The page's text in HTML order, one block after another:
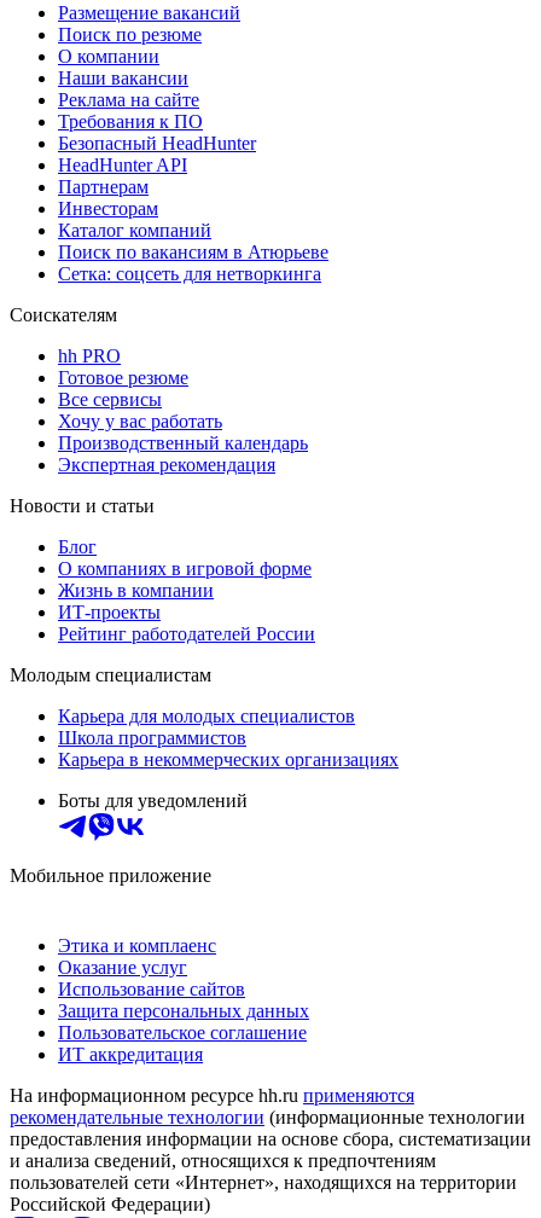
Размещение вакансий
Поиск по резюме
О компании
Наши вакансии
Реклама на сайте
Требования к ПО
Безопасный HeadHunter
HeadHunter API
Партнерам
Инвесторам
Каталог компаний
Поиск по вакансиям в Атюрьеве
Сетка: соцсеть для нетворкинга
Соискателям
hh PRO
Готовое резюме
Все сервисы
Хочу у вас работать
Производственный календарь
Экспертная рекомендация
Новости и статьи
Блог
О компаниях в игровой форме
Жизнь в компании
ИТ-проекты
Рейтинг работодателей России
Молодым специалистам
Карьера для молодых специалистов
Школа программистов
Карьера в некоммерческих организациях
Боты для уведомлений
Мобильное приложение
Этика и комплаенс
Оказание услуг
Использование сайтов
Защита персональных данных
Пользовательское соглашение
ИТ аккредитация
На информационном ресурсе hh.ru применяются
рекомендательные технологии (информационные технологии
предоставления информации на основе сбора, систематизации
и анализа сведений, относящихся к предпочтениям
пользователей сети «Интернет», находящихся на территории
Российской Федерации)